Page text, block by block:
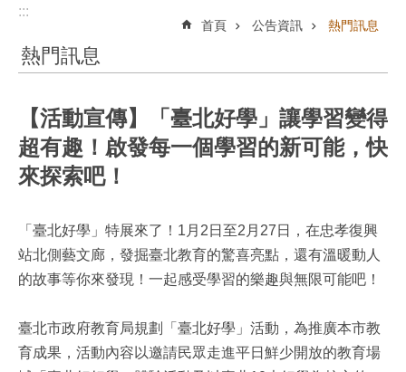
:::
首頁 公告資訊 熱門訊息
熱門訊息
【活動宣傳】「臺北好學」讓學習變得
超有趣！啟發每一個學習的新可能，快
來探索吧！
「臺北好學」特展來了！1月2日至2月27日，在忠孝復興
站北側藝文廊，發掘臺北教育的驚喜亮點，還有溫暖動人
的故事等你來發現！一起感受學習的樂趣與無限可能吧！
臺北市政府教育局規劃「臺北好學」活動，為推廣本市教
育成果，活動內容以邀請民眾走進平日鮮少開放的教育場